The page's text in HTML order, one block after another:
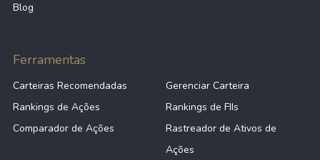
Blog
Ferramentas
Carteiras Recomendadas
Gerenciar Carteira
Rankings de Ações
Rankings de FIIs
Comparador de Ações
Rastreador de Ativos de
Ações